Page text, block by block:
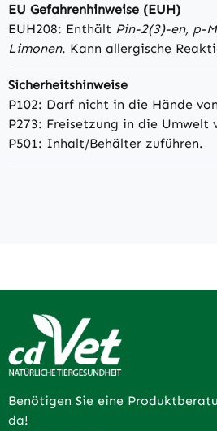
EU Gefahrenhinweise (EUH)
EUH208: Enthält Pin-2(3)-en, p-
Limonen. Kann allergische
Sicherheitshinweise
P102: Darf nicht in die Hände
P273: Freisetzung in die Umwelt
P501: Inhalt/Behälter zuführen.
Benötigen Sie eine
da!